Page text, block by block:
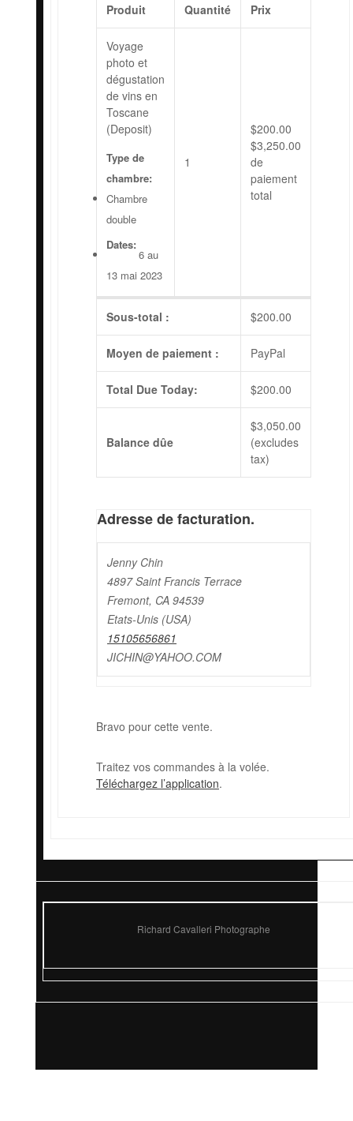
Produit Quantité Prix
Voyage
photo et
dégustation
de vins en
Toscane
(Deposit)
Type de
chambre:
Chambre
double
Dates:
6 au
13 mai 2023
1
$200.00
$3,250.00
de
paiement
total
Sous-total : $200.00
Moyen de paiement : PayPal
Total Due Today: $200.00
Balance dûe
$3,050.00
(excludes
tax)
Adresse de facturation.
Jenny Chin
4897 Saint Francis Terrace
Fremont, CA 94539
Etats-Unis (USA)
15105656861
JICHIN@YAHOO.COM
Bravo pour cette vente.
Traitez vos commandes à la volée.
Téléchargez l’application.
Richard Cavalleri Photographe